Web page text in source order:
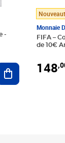
-
Ajouter au
Monnaie
FIFA –
de 10€
148